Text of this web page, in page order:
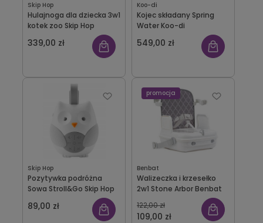
Skip Hop
Hulajnoga dla dziecka 3w1
kotek zoo Skip Hop
339,00 zł
Koo-di
Kojec składany Spring
Water Koo-di
549,00 zł
Skip Hop
Pozytywka podróżna
Sowa Stroll&Go Skip Hop
89,00 zł
Benbat
Walizeczka i krzesełko
2w1 Stone Arbor Benbat
109,00 zł
122,00 zł
promocja